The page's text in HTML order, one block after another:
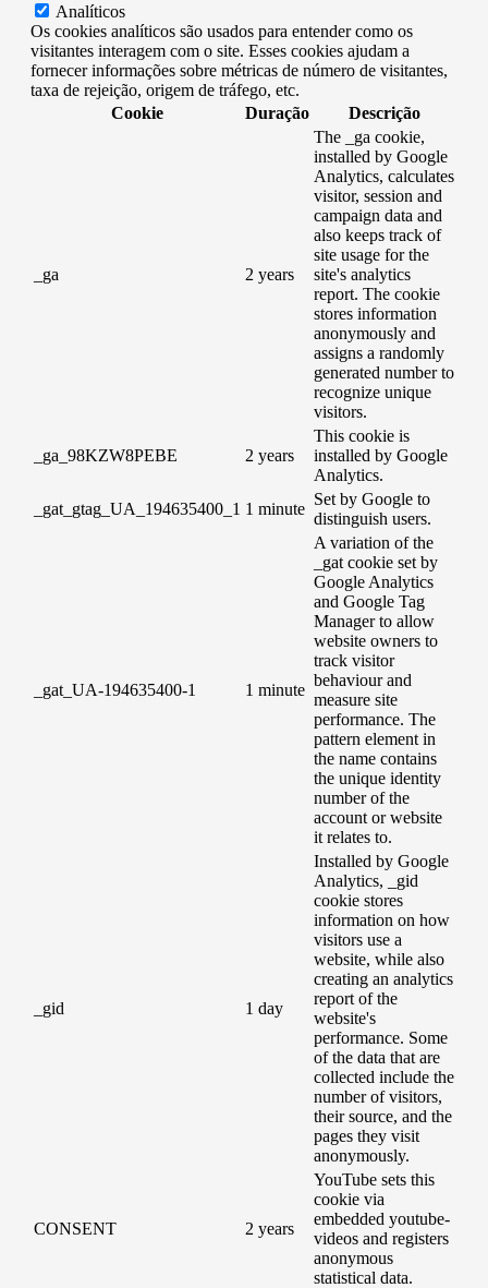
Analíticos
Os cookies analíticos são usados ​​para entender como os
visitantes interagem com o site. Esses cookies ajudam a
fornecer informações sobre métricas de número de visitantes,
taxa de rejeição, origem de tráfego, etc.
Cookie
Duração Descrição
_ga 2 years
The _ga cookie,
installed by Google
Analytics, calculates
visitor, session and
campaign data and
also keeps track of
site usage for the
site's analytics
report. The cookie
stores information
anonymously and
assigns a randomly
generated number to
recognize unique
visitors.
_ga_98KZW8PEBE 2 years
This cookie is
installed by Google
Analytics.
_gat_gtag_UA_194635400_1 1 minute
Set by Google to
distinguish users.
_gat_UA-194635400-1 1 minute
A variation of the
_gat cookie set by
Google Analytics
and Google Tag
Manager to allow
website owners to
track visitor
behaviour and
measure site
performance. The
pattern element in
the name contains
the unique identity
number of the
account or website
it relates to.
_gid 1 day
Installed by Google
Analytics, _gid
cookie stores
information on how
visitors use a
website, while also
creating an analytics
report of the
website's
performance. Some
of the data that are
collected include the
number of visitors,
their source, and the
pages they visit
anonymously.
CONSENT 2 years
YouTube sets this
cookie via
embedded youtube-
videos and registers
anonymous
statistical data.